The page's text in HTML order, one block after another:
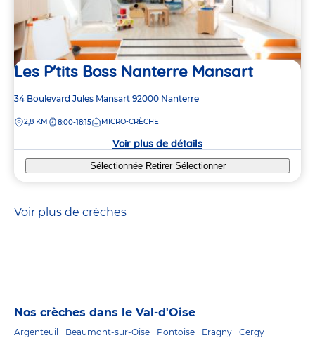
Les P'tits Boss Nanterre Mansart
Adresse
la
34 Boulevard Jules Mansart 92000 Nanterre
DISTANCE
2,8 KM 8:00-18:15 MICRO-CRÈCHE
Voir plus de détails
Sélectionnée Retirer Sélectionner
Voir plus de crèches
Nos crèches dans le Val-d'Oise
Argenteuil Beaumont-sur-Oise Pontoise Eragny
Cergy